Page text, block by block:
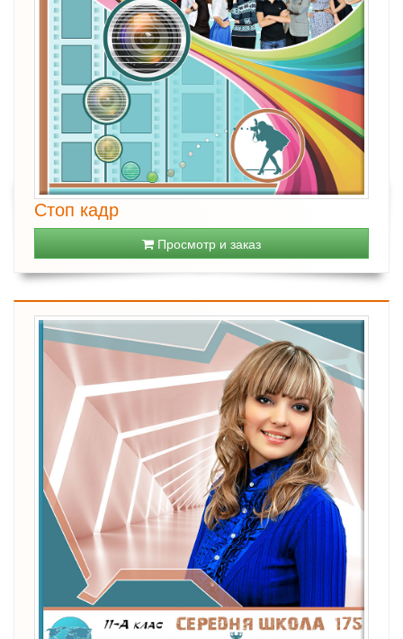
Стоп кадр
Просмотр и заказ